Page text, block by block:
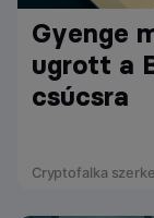
Gyenge
ugrott a
csúcsra
Cryptofalka